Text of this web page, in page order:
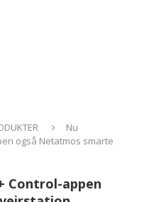
Nu
også Netatmos smarte
Control-appen